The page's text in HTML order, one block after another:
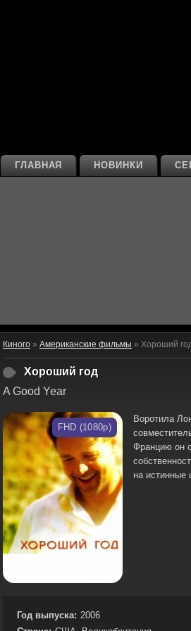
НОВИНКИ
ГЛАВНАЯ
Киного » Американские фильмы » Хороший
Хороший год
A Good Year
FHD (1080p)
Воротила
Францию он
на истинные
Год выпуска: 2006